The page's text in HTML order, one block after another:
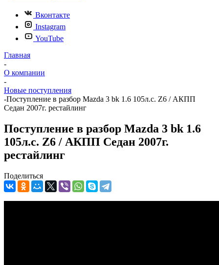
Вконтакте
Instagram
YouTube
Главная
-
О компании
-
Новые поступления
-Поступление в разбор Mazda 3 bk 1.6 105л.с. Z6 / АКПП
Седан 2007г. рестайлинг
Поступление в разбор Mazda 3 bk 1.6
105л.с. Z6 / АКПП Седан 2007г.
рестайлинг
Поделиться